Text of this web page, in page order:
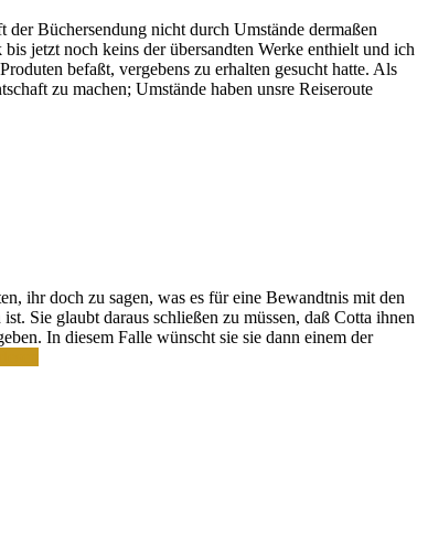
Büchersendung nicht durch Umstände dermaßen
jetzt noch keins der übersandten Werke enthielt und ich
befaßt, vergebens zu erhalten gesucht hatte. Als
zu machen; Umstände haben unsre Reiseroute
ihr doch zu sagen, was es für eine Bewandtnis mit den
Sie glaubt daraus schließen zu müssen, daß Cotta ihnen
In diesem Falle wünscht sie sie dann einem der